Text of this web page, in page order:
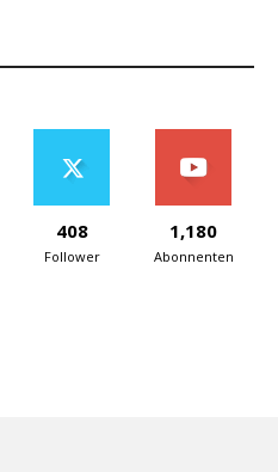
408
Follower
1,180
Abonnenten